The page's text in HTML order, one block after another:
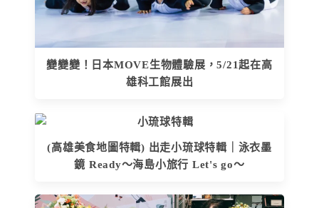
變變變！日本MOVE生物體驗展，5/21起在高
雄科工館展出
(高雄美食地圖特輯) 出走小琉球特輯｜泳衣墨
鏡 Ready～海島小旅行 Let's go～